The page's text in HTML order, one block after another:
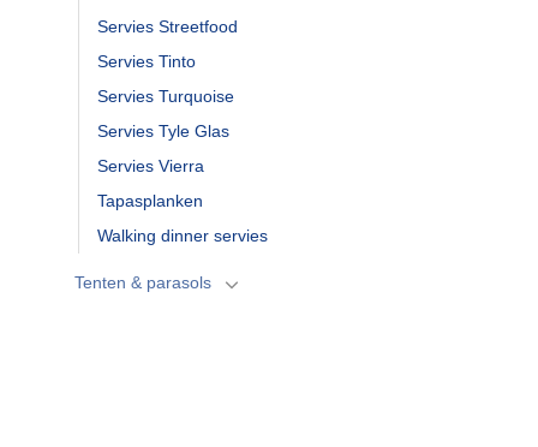
Servies Streetfood
Servies Tinto
Servies Turquoise
Servies Tyle Glas
Servies Vierra
Tapasplanken
Walking dinner servies
Tenten & parasols